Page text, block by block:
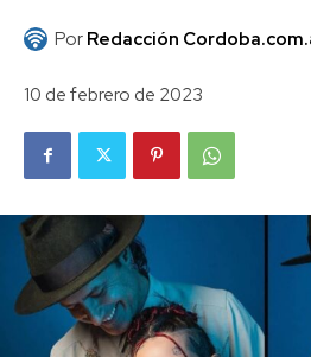
Por Redacción
10 de febrero de 2023